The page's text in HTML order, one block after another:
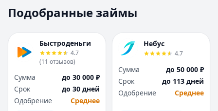
Новокузнецк
Новосибирск
Оренбург
П
Новокузнецк
Новосибирск
Оренбург
П
Подобранные займы
Быстроденьги
4.7
(11 отзывов)
Сумма
до 30 000 ₽
Срок
до 30 дней
Одобрение
Среднее
Небус
4.7
Сумма
до 50 000 ₽
Срок
до 113 дней
Одобрение
Среднее